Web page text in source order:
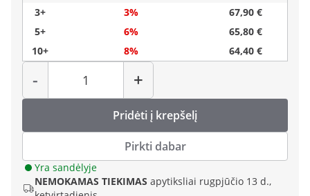
3+
3%
67,90 €
5+
6%
65,80 €
10+
8% 64,40 €
-
Kiekis
+
Pridėti į krepšelį
Pirkti dabar
Yra sandėlyje
NEMOKAMAS TIEKIMAS apytiksliai rugpjūčio 13 d.,